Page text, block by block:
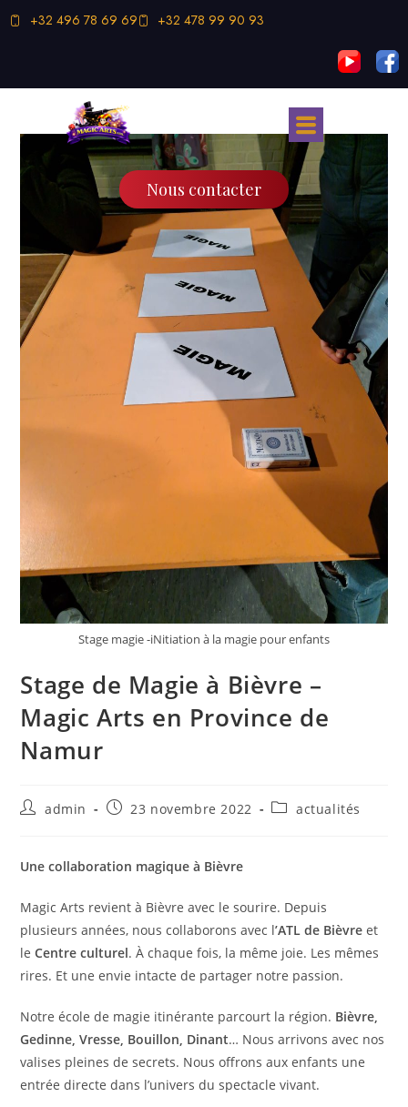
+32 496 78 69 69 +32 478 99 90 93
Nous contacter
Stage magie -iNitiation à la magie pour enfants
Stage de Magie à Bièvre –
Magic Arts en Province de
Namur
admin 23 novembre 2022 actualités
Une collaboration magique à Bièvre
Magic Arts revient à Bièvre avec le sourire. Depuis
plusieurs années, nous collaborons avec l’ATL de Bièvre et
leCentre culturel. À chaque fois, la même joie. Les mêmes
rires. Et une envie intacte de partager notre passion.
Notre école de magie itinérante parcourt la région. Bièvre,
Gedinne, Vresse, Bouillon, Dinant… Nous arrivons avec nos
valises pleines de secrets. Nous offrons aux enfants une
entrée directe dans l’univers du spectacle vivant.